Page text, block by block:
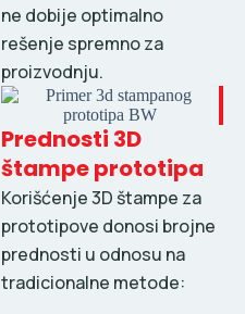
ne dobije optimalno
rešenje spremno za
proizvodnju.
Prednosti 3D
štampe prototipa
Korišćenje 3D štampe za
prototipove donosi brojne
prednosti u odnosu na
tradicionalne metode: